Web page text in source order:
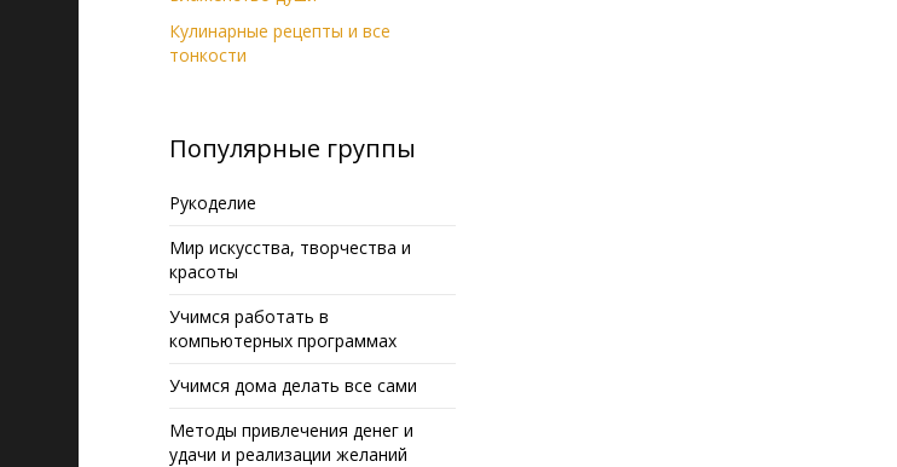
Кулинарные рецепты и все
тонкости
Популярные группы
Рукоделие
Мир искусства, творчества и
красоты
Учимся работать в
компьютерных программах
Учимся дома делать все сами
Методы привлечения денег и
удачи и реализации желаний